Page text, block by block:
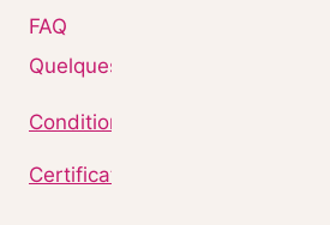
FAQ
Quelques chiffres
Conditions Générales de Ventes
Certificat Qualiopi